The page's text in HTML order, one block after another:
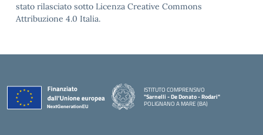
stato rilasciato sotto Licenza Creative Commons
Attribuzione 4.0 Italia.
ISTITUTO COMPRENSIVO
"Sarnelli - De Donato - Rodari"
POLIGNANO A MARE (BA)